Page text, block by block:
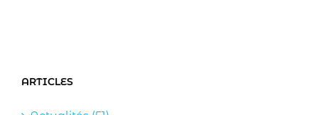
ARTICLES